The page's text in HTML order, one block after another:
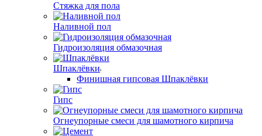
Стяжка для пола
Наливной пол
Гидроизоляция обмазочная
Шпаклёвки
Финишная гипсовая Шпаклёвки
Гипс
Огнеупорные смеси для шамотного кирпича